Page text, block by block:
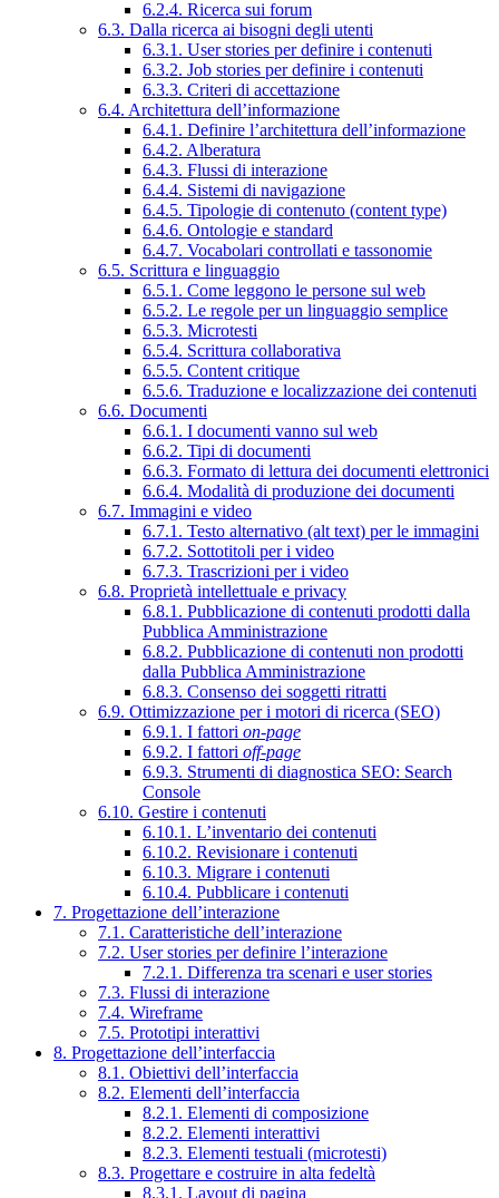
6.2.4. Ricerca sui forum
6.3. Dalla ricerca ai bisogni degli utenti
6.3.1. User stories per definire i contenuti
6.3.2. Job stories per definire i contenuti
6.3.3. Criteri di accettazione
6.4. Architettura dell’informazione
6.4.1. Definire l’architettura dell’informazione
6.4.2. Alberatura
6.4.3. Flussi di interazione
6.4.4. Sistemi di navigazione
6.4.5. Tipologie di contenuto (content type)
6.4.6. Ontologie e standard
6.4.7. Vocabolari controllati e tassonomie
6.5. Scrittura e linguaggio
6.5.1. Come leggono le persone sul web
6.5.2. Le regole per un linguaggio semplice
6.5.3. Microtesti
6.5.4. Scrittura collaborativa
6.5.5. Content critique
6.5.6. Traduzione e localizzazione dei contenuti
6.6. Documenti
6.6.1. I documenti vanno sul web
6.6.2. Tipi di documenti
6.6.3. Formato di lettura dei documenti elettronici
6.6.4. Modalità di produzione dei documenti
6.7. Immagini e video
6.7.1. Testo alternativo (alt text) per le immagini
6.7.2. Sottotitoli per i video
6.7.3. Trascrizioni per i video
6.8. Proprietà intellettuale e privacy
6.8.1. Pubblicazione di contenuti prodotti dalla
Pubblica Amministrazione
6.8.2. Pubblicazione di contenuti non prodotti
dalla Pubblica Amministrazione
6.8.3. Consenso dei soggetti ritratti
6.9. Ottimizzazione per i motori di ricerca (SEO)
6.9.1. I fattori on-page
6.9.2. I fattori off-page
6.9.3. Strumenti di diagnostica SEO: Search
Console
6.10. Gestire i contenuti
6.10.1. L’inventario dei contenuti
6.10.2. Revisionare i contenuti
6.10.3. Migrare i contenuti
6.10.4. Pubblicare i contenuti
7. Progettazione dell’interazione
7.1. Caratteristiche dell’interazione
7.2. User stories per definire l’interazione
7.2.1. Differenza tra scenari e user stories
7.3. Flussi di interazione
7.4. Wireframe
7.5. Prototipi interattivi
8. Progettazione dell’interfaccia
8.1. Obiettivi dell’interfaccia
8.2. Elementi dell’interfaccia
8.2.1. Elementi di composizione
8.2.2. Elementi interattivi
8.2.3. Elementi testuali (microtesti)
8.3. Progettare e costruire in alta fedeltà
8.3.1. Layout di pagina